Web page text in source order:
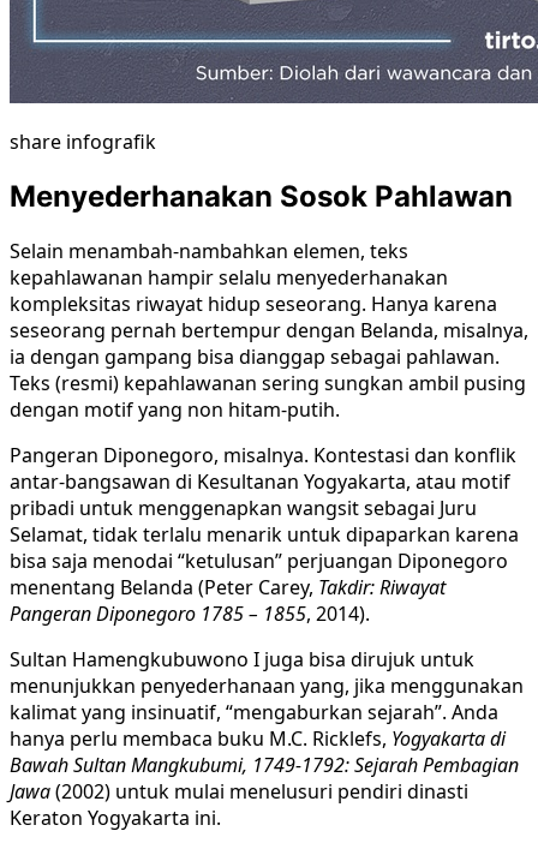
share infografik
Menyederhanakan Sosok Pahlawan
Selain menambah-nambahkan elemen, teks
kepahlawanan hampir selalu menyederhanakan
kompleksitas riwayat hidup seseorang. Hanya karena
seseorang pernah bertempur dengan Belanda, misalnya,
ia dengan gampang bisa dianggap sebagai pahlawan.
Teks (resmi) kepahlawanan sering sungkan ambil pusing
dengan motif yang non hitam-putih.
Pangeran Diponegoro, misalnya. Kontestasi dan konflik
antar-bangsawan di Kesultanan Yogyakarta, atau motif
pribadi untuk menggenapkan wangsit sebagai Juru
Selamat, tidak terlalu menarik untuk dipaparkan karena
bisa saja menodai “ketulusan” perjuangan Diponegoro
menentang Belanda (Peter Carey, Takdir: Riwayat
Pangeran Diponegoro 1785 – 1855, 2014).
Sultan Hamengkubuwono I juga bisa dirujuk untuk
menunjukkan penyederhanaan yang, jika menggunakan
kalimat yang insinuatif, “mengaburkan sejarah”. Anda
hanya perlu membaca buku M.C. Ricklefs, Yogyakarta di
Bawah Sultan Mangkubumi, 1749-1792: Sejarah Pembagian
Jawa(2002) untuk mulai menelusuri pendiri dinasti
Keraton Yogyakarta ini.